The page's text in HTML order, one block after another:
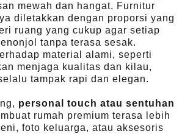
mewah dan hangat. Furnitur
diletakkan dengan proporsi yang
ruang yang cukup agar setiap
tanpa terasa sesak.
material alami, seperti
menjaga kualitas dan kilau,
tampak rapi dan elegan.
personal touch atau sentuhan
rumah premium terasa lebih
foto keluarga, atau aksesoris